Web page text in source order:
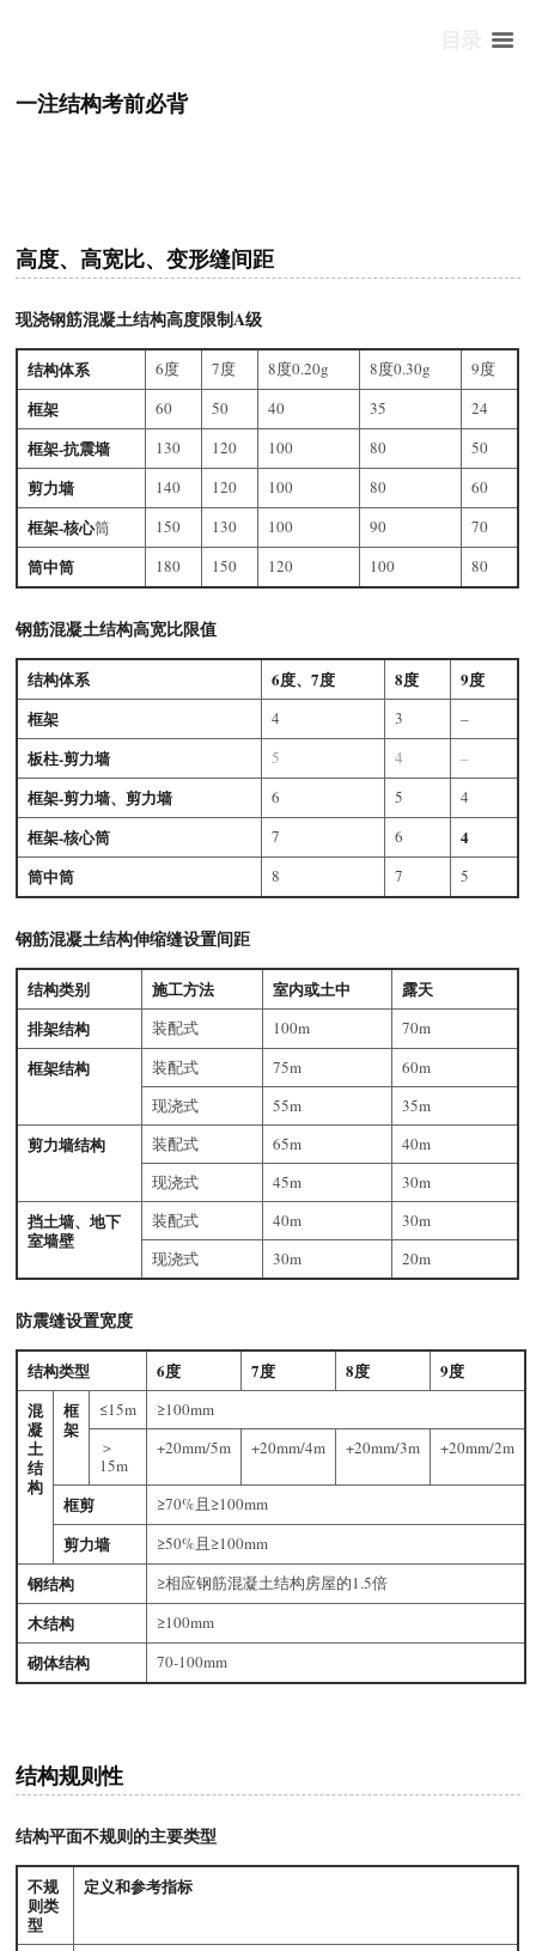
一注结构考前必背
高度、高宽比、变形缝间距
现浇钢筋混凝土结构高度限制A级
结构体系 6度 7度 8度0.20g 8度0.30g 9度
框架 60 50 40 35 24
框架-抗震墙 130 120 100 80 50
剪力墙 140 120 100 80 60
框架-核心筒 150 130 100 90 70
筒中筒 180 150 120 100 80
钢筋混凝土结构高宽比限值
结构体系 6度、7度 8度
9度
框架
4 3 –
板柱-剪力墙 5 4 –
框架-剪力墙、剪力墙 6 5 4
框架-核心筒 7 6
4
筒中筒
8 7 5
钢筋混凝土结构伸缩缝设置间距
结构类别 施工方法 室内或土中
露天
排架结构
装配式 100m 70m
框架结构 装配式 75m
60m
现浇式
55m 35m
剪力墙结构 装配式 65m
40m
现浇式
45m 30m
挡土墙、地下
室墙壁
装配式 40m
30m
现浇式
30m 20m
防震缝设置宽度
结构类型 6度 7度 8度
9度
混
凝
土
结
构
框
架
≤15m
≥100mm
＞
15m
+20mm/5m +20mm/4m +20mm/3m +20mm/2m
框剪 ≥70%且≥100mm
剪力墙 ≥50%且≥100mm
钢结构 ≥相应钢筋混凝土结构房屋的1.5倍
木结构 ≥100mm
砌体结构 70-100mm
结构规则性
结构平面不规则的主要类型
不规
则类
型
定义和参考指标